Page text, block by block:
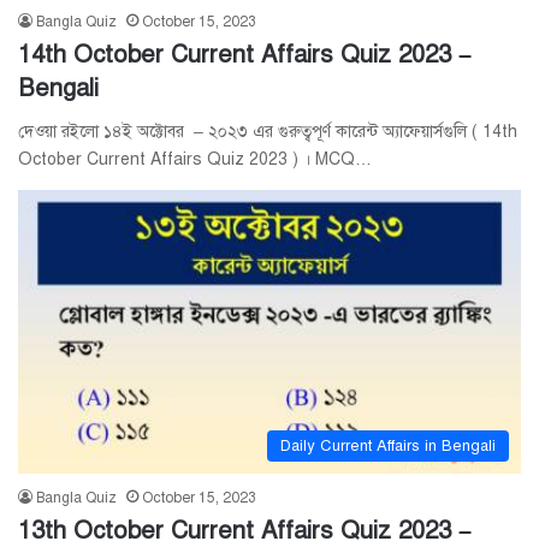
Bangla Quiz October 15, 2023
14th October Current Affairs Quiz 2023 –
Bengali
দেওয়া রইলো ১৪ই অক্টোবর – ২০২৩ এর গুরুত্বপূর্ণ কারেন্ট অ্যাফেয়ার্সগুলি ( 14th
October Current Affairs Quiz 2023 ) । MCQ…
Daily Current Affairs in Bengali
Bangla Quiz October 15, 2023
13th October Current Affairs Quiz 2023 –